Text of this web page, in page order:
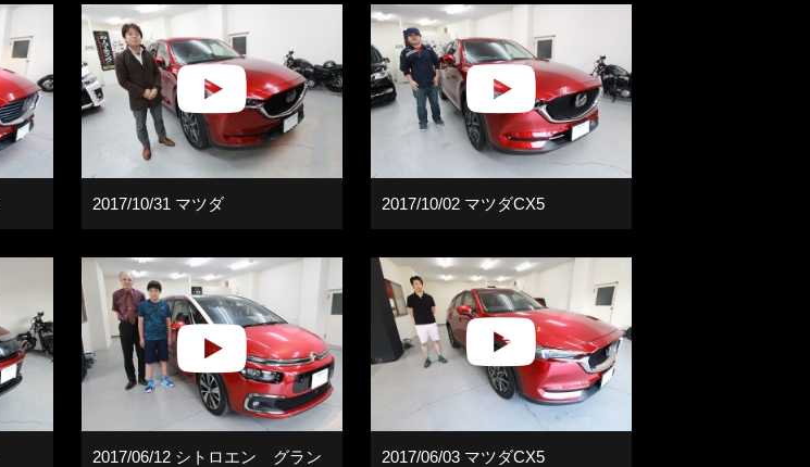
2017/10/31 マツダ 2017/10/02 マツダCX5
2017/06/12 シトロエン グラン
2017/06/03 マツダCX5